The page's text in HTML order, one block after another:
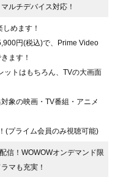
ルチデバイス対応！
めます！
円(税込)で、Prime Video
ます！
ットはもちろん、TVの大画面
象の映画・TV番組・アニメ
(プライム会員のみ視聴可能)
信 ！WOWOWオンデマンド限
マも充実！